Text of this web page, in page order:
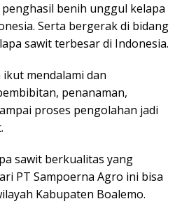
benih unggul kelapa
Serta bergerak di bidang
sawit terbesar di Indonesia.
mendalami dan
penanaman,
proses pengolahan jadi
sawit berkualitas yang
PT Sampoerna Agro ini bisa
Kabupaten Boalemo.